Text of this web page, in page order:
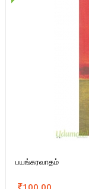
பயங்கரவாதம்
100.00